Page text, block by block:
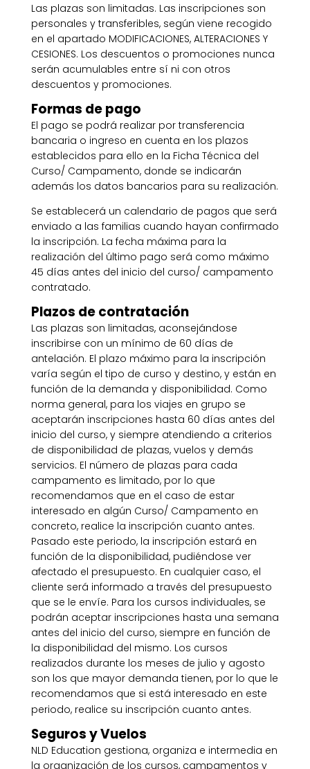
Las plazas son limitadas. Las inscripciones son
personales y transferibles, según viene recogido
en el apartado MODIFICACIONES, ALTERACIONES Y
CESIONES. Los descuentos o promociones nunca
serán acumulables entre sí ni con otros
descuentos y promociones.
Formas de pago
El pago se podrá realizar por transferencia
bancaria o ingreso en cuenta en los plazos
establecidos para ello en la Ficha Técnica del
Curso/ Campamento, donde se indicarán
además los datos bancarios para su realización.
Se establecerá un calendario de pagos que será
enviado a las familias cuando hayan confirmado
la inscripción. La fecha máxima para la
realización del último pago será como máximo
45 días antes del inicio del curso/ campamento
contratado.
Plazos de contratación
Las plazas son limitadas, aconsejándose
inscribirse con un mínimo de 60 días de
antelación. El plazo máximo para la inscripción
varía según el tipo de curso y destino, y están en
función de la demanda y disponibilidad. Como
norma general, para los viajes en grupo se
aceptarán inscripciones hasta 60 días antes del
inicio del curso, y siempre atendiendo a criterios
de disponibilidad de plazas, vuelos y demás
servicios. El número de plazas para cada
campamento es limitado, por lo que
recomendamos que en el caso de estar
interesado en algún Curso/ Campamento en
concreto, realice la inscripción cuanto antes.
Pasado este periodo, la inscripción estará en
función de la disponibilidad, pudiéndose ver
afectado el presupuesto. En cualquier caso, el
cliente será informado a través del presupuesto
que se le envíe. Para los cursos individuales, se
podrán aceptar inscripciones hasta una semana
antes del inicio del curso, siempre en función de
la disponibilidad del mismo. Los cursos
realizados durante los meses de julio y agosto
son los que mayor demanda tienen, por lo que le
recomendamos que si está interesado en este
periodo, realice su inscripción cuanto antes.
Seguros y Vuelos
NLD Education gestiona, organiza e intermedia en
la organización de los cursos, campamentos y